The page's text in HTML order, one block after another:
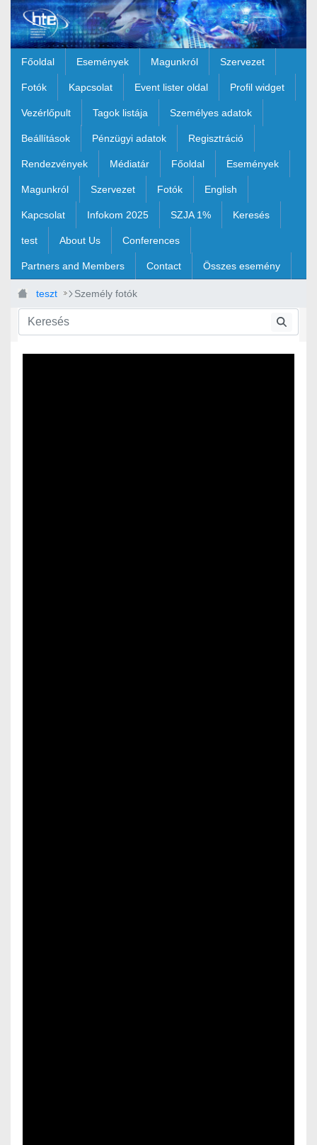
Ugrás a fő tartalomhoz
Főoldal Események Magunkról Szervezet
Fotók Kapcsolat Event lister oldal Profil widget
Vezérlőpult Tagok listája Személyes adatok
Beállítások Pénzügyi adatok Regisztráció
Rendezvények Médiatár Főoldal Események
Magunkról Szervezet Fotók English
Kapcsolat Infokom 2025 SZJA 1% Keresés
test About Us Conferences
Partners and Members Contact Összes esemény
teszt Személy fotók